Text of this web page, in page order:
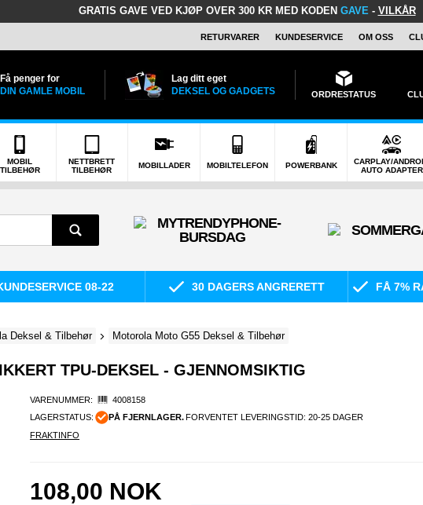
GRATIS GAVE VED KJØP OVER 300 KR MED KODEN GAVE- VILKÅR
RETURVARER KUNDESERVICE OM OSS
Få penger for
DIN GAMLE MOBIL
Lag ditt eget
DEKSEL OG GADGETS
ORDRESTATUS
MOBIL
TILBEHØR
NETTBRETT
TILBEHØR
MOBILLADER MOBILTELEFON POWERBANK
CARPLAY/
AUTO ADAPTER
08-22 30 DAGERS ANGRERETT FÅ 7%
Deksel & Tilbehør Motorola Moto G55 Deksel & Tilbehør
TPU-DEKSEL - GJENNOMSIKTIG
VARENUMMER:
4008158
LAGERSTATUS:
PÅ FJERNLAGER. FORVENTET LEVERINGSTID: 20-25 DAGER
FRAKTINFO
108,00 NOK